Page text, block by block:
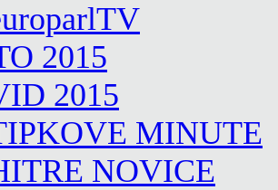
2015
2015
MINUTE
NOVICE